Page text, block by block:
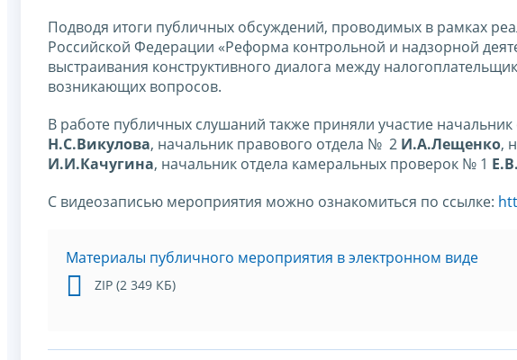
Подводя итоги публичных обсуждений, проводимых в рамках
Российской Федерации «Реформа контрольной и надзорной
выстраивания конструктивного диалога между
возникающих вопросов.
В работе публичных слушаний также приняли участие
Н.С.Викулова, начальник правового отдела № 2 И.А.Лещенко,
И.И.Качугина, начальник отдела камеральных проверок № 1
С видеозаписью мероприятия можно ознакомиться по ссылке:
Материалы публичного мероприятия в электронном виде
ZIP (2 349 КБ)